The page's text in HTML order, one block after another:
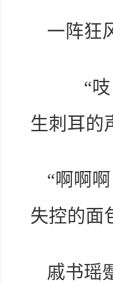
一阵狂
“吱！
生刺耳的
“啊啊
失控的面
戚书瑶